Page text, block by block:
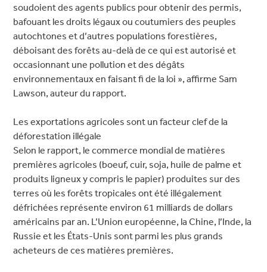
soudoient des agents publics pour obtenir des permis,
bafouant les droits légaux ou coutumiers des peuples
autochtones et d’autres populations forestières,
déboisant des forêts au-delà de ce qui est autorisé et
occasionnant une pollution et des dégâts
environnementaux en faisant fi de la loi », affirme Sam
Lawson, auteur du rapport.
Les exportations agricoles sont un facteur clef de la
déforestation illégale
Selon le rapport, le commerce mondial de matières
premières agricoles (boeuf, cuir, soja, huile de palme et
produits ligneux y compris le papier) produites sur des
terres où les forêts tropicales ont été illégalement
défrichées représente environ 61 milliards de dollars
américains par an. L’Union européenne, la Chine, l’Inde, la
Russie et les États-Unis sont parmi les plus grands
acheteurs de ces matières premières.